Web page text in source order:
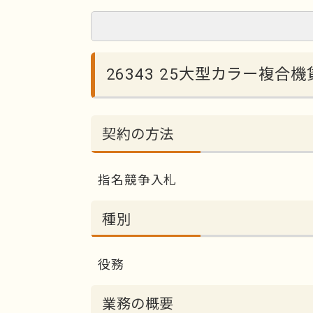
26343 25大型カラー複合機
契約の方法
指名競争入札
種別
役務
業務の概要